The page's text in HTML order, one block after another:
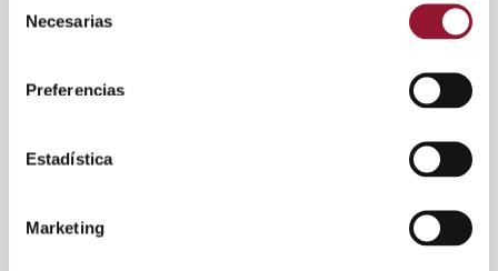
Necesarias
Preferencias
Estadística
Marketing
Empresa